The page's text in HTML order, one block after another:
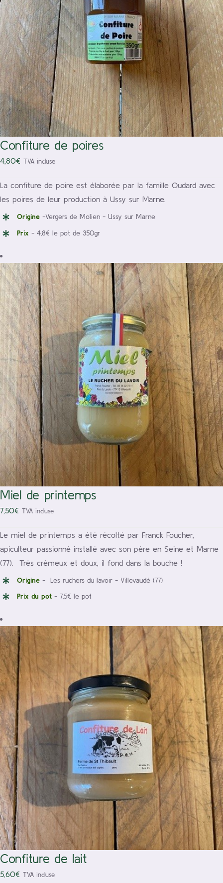
Ajouter au panier
/
Détails
Confiture de poires
4,80€ TVA incluse
La confiture de poire est élaborée par la famille Oudard avec
les poires de leur production à Ussy sur Marne.
Origine-Vergers de Molien - Ussy sur Marne
Prix - 4,8€ le pot de 350gr
Ajouter au panier
/
Détails
Miel de printemps
7,50€ TVA incluse
Le miel de printemps a été récolté par Franck Foucher,
apiculteur passionné installé avec son père en Seine et Marne
(77). Très crémeux et doux, il fond dans la bouche !
Origine- Les ruchers du lavoir - Villevaudé (77)
Prix du pot - 7,5€ le pot
Ajouter au panier
/
Détails
Confiture de lait
5,60€ TVA incluse